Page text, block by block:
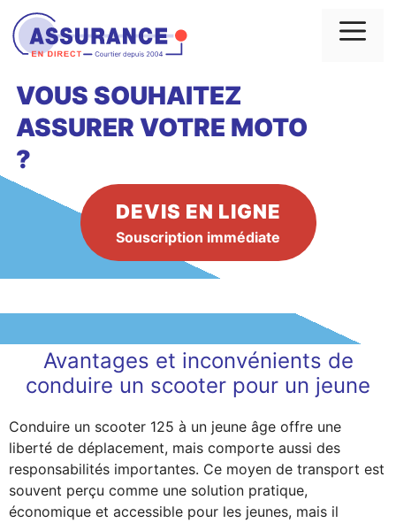
Aller
au
contenu
VOUS SOUHAITEZ
ASSURER VOTRE MOTO
?
DEVIS EN LIGNE
Souscription immédiate
Avantages et inconvénients de
conduire un scooter pour un jeune
Conduire un scooter 125 à un jeune âge offre une
liberté de déplacement, mais comporte aussi des
responsabilités importantes. Ce moyen de transport est
souvent perçu comme une solution pratique,
économique et accessible pour les jeunes, mais il